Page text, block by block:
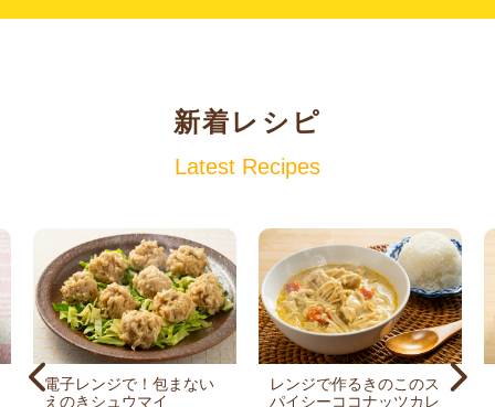
新着レシピ
Latest Recipes
電子レンジで！包まない
えのきシュウマイ
レンジで作るきのこのス
パイシーココナッツカレ